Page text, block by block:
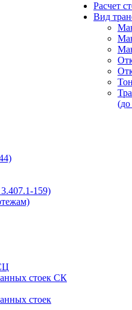
159)
стоек СК
стоек
Расчет
Вид